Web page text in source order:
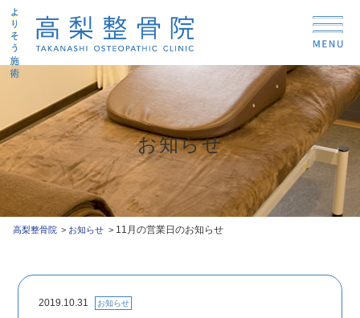
お知らせ
高梨整骨院 お知らせ 11月の営業日のお知らせ
2019.10.31 お知らせ